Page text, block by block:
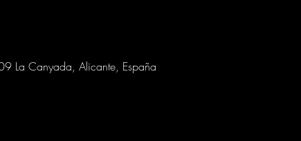
La Canyada, Alicante, España